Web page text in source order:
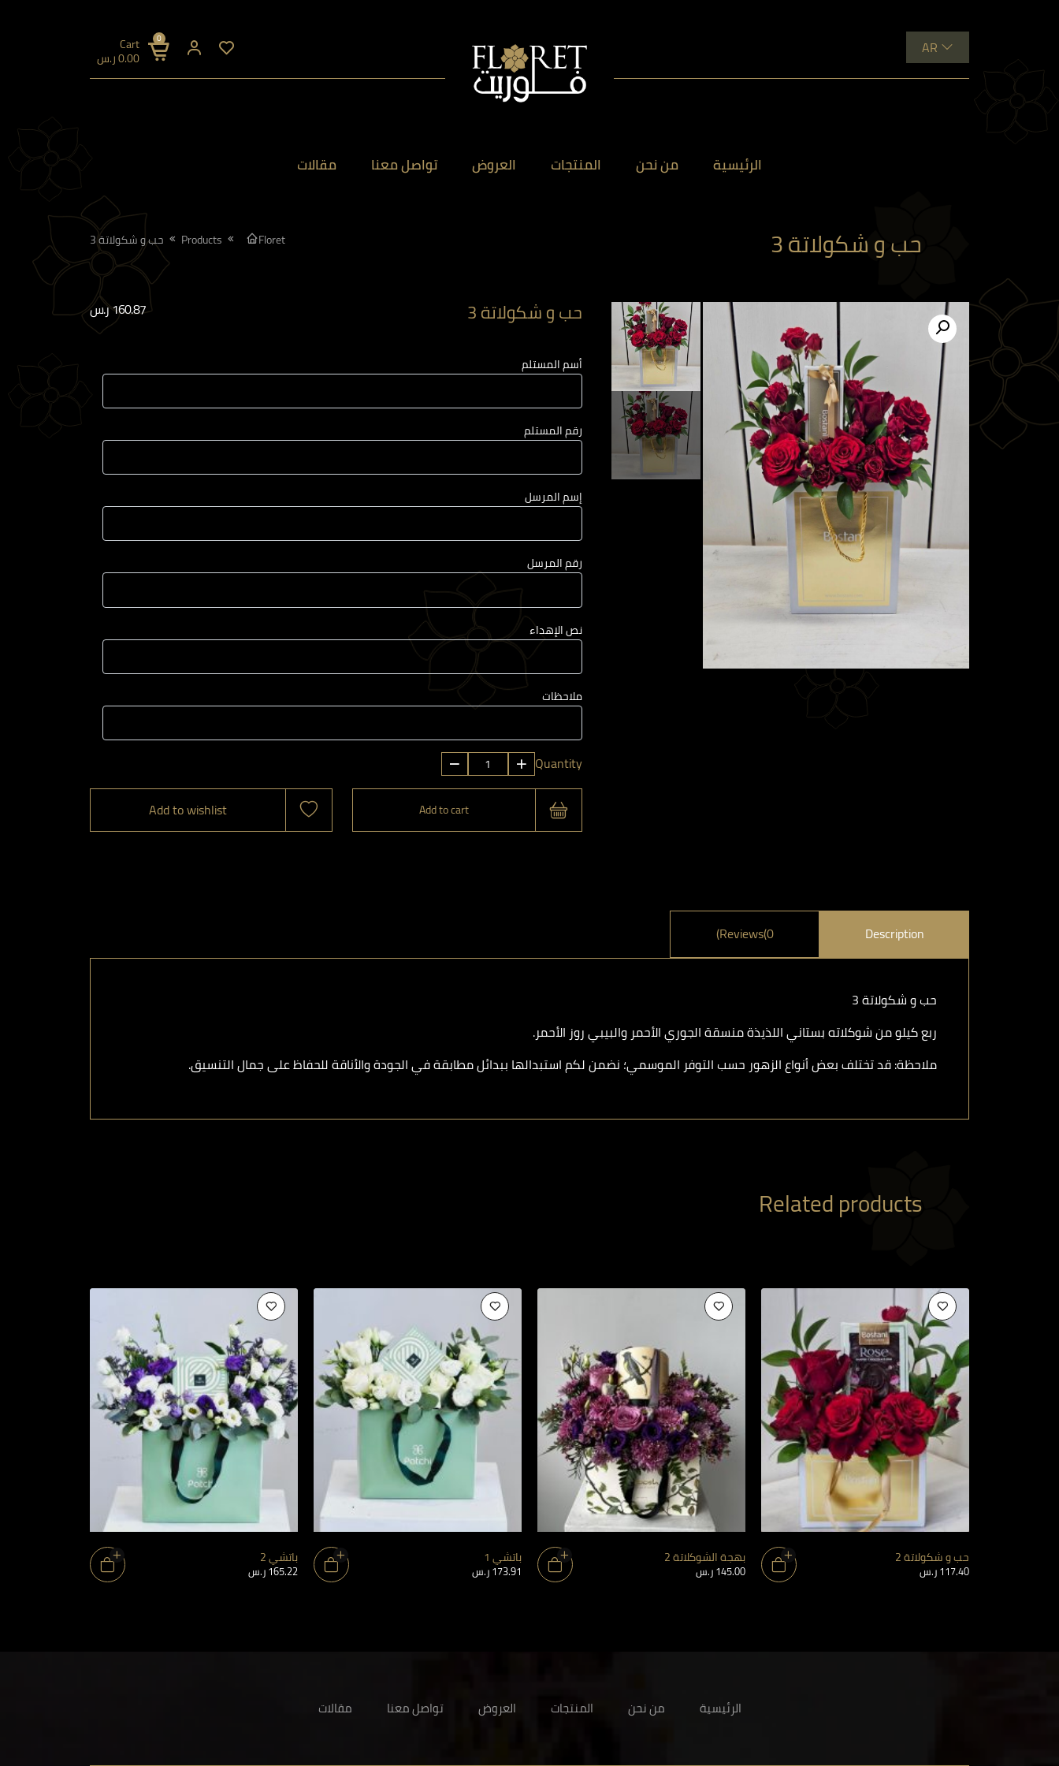
0
Cart
0.00ر.س
الرئيسية من نحن المنتجات العروض تواصل معنا مقالات
حب و شكولاتة 3 Floret
Products حب و شكولاتة 3
حب و شكولاتة 3 160.87ر.س
أسم المستلم
رقم المستلم
إسم المرسل
رقم المرسل
نص الإهداء
ملاحظات
Quantity
حب
و
شكولاتة
quantity
Add to cart
Add to wishlist
Description
Reviews(0)
حب و شكولاتة 3
ربع كيلو من شوكلاته بستاني اللذيذة منسقة الجوري الأحمر والبيبي روز الأحمر.
ملاحظة: قد تختلف بعض أنواع الزهور حسب التوفر الموسمي؛ نضمن لكم استبدالها ببدائل مطابقة في الجودة والأناقة للحفاظ على جمال التنسيق.
Related products
حب و شكولاتة 2
117.40ر.س
بهجة الشوكلاتة 2
145.00ر.س
باتشي 1
173.91ر.س
باتشي 2
165.22ر.س
الرئيسية من نحن المنتجات العروض تواصل معنا مقالات